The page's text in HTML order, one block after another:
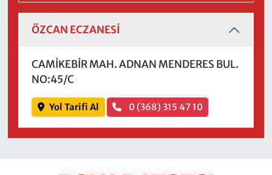
ÖZCAN ECZANESİ
CAMİKEBİR MAH. ADNAN MENDERES BUL.
NO:45/C
Yol Tarifi Al 0 (368) 315 47 10